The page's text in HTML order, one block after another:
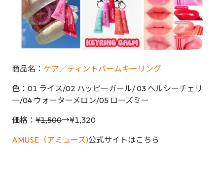
商品名： ケア／ティントバームキーリング
色：01 ライス/02 ハッピーガール/ 03 ヘルシーチェリ
ー/04 ウォーターメロン/05 ローズミー
価格： ¥1,500→¥1,320
AMUSE（アミューズ)公式サイトはこちら